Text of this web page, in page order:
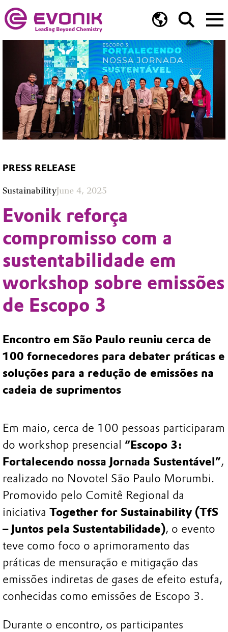
PRESS RELEASE
SustainabilityJune 4, 2025
Evonik reforça
compromisso com a
sustentabilidade em
workshop sobre emissões
de Escopo 3
Encontro em São Paulo reuniu cerca de
100 fornecedores para debater práticas e
soluções para a redução de emissões na
cadeia de suprimentos
Em maio, cerca de 100 pessoas participaram
do workshop presencial “Escopo 3:
Fortalecendo nossa Jornada Sustentável”,
realizado no Novotel São Paulo Morumbi.
Promovido pelo Comitê Regional da
iniciativa Together for Sustainability (TfS
– Juntos pela Sustentabilidade), o evento
teve como foco o aprimoramento das
práticas de mensuração e mitigação das
emissões indiretas de gases de efeito estufa,
conhecidas como emissões de Escopo 3.
Durante o encontro, os participantes